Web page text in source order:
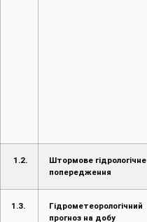
1.2.
Штормове гідрологічне
попередження
1.3.
Гідрометеорологічний
прогноз на добу